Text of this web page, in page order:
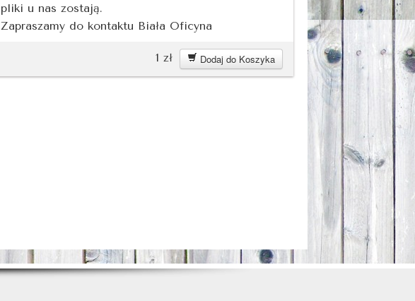
pliki u nas zostają.
Zapraszamy do kontaktu Biała Oficyna
Dodaj do Koszyka
1 zł